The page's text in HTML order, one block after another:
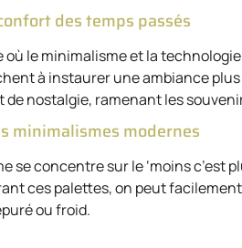
des temps passés
où le minimalisme et la
à instaurer une ambiance
nostalgie, ramenant les
minimalismes modernes
se concentre sur le ‘moins
ces palettes, on peut
ou froid.